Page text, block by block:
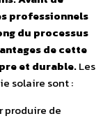
professionnels
du processus
de cette
et durable.Les
solaire sont :
produire de